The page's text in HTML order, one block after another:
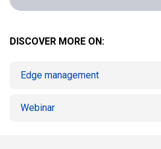
DISCOVER MORE ON:
Edge management
Webinar